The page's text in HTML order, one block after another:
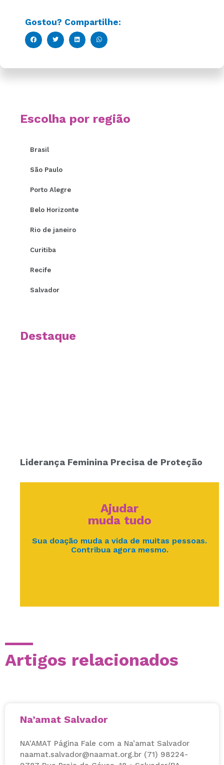
Gostou? Compartilhe:
Escolha por região
Brasil
São Paulo
Porto Alegre
Belo Horizonte
Rio de janeiro
Curitiba
Recife
Salvador
Destaque
Liderança Feminina Precisa de Proteção
Ajudar
muda tudo
Sua doação muda a vida de muitas pessoas.
Contribua agora mesmo.
Artigos relacionados
Na’amat Salvador
NA'AMAT Página Fale com a Na’amat Salvador
naamat.salvador@naamat.org.br (71) 98224-